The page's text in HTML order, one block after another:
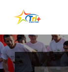
Button used